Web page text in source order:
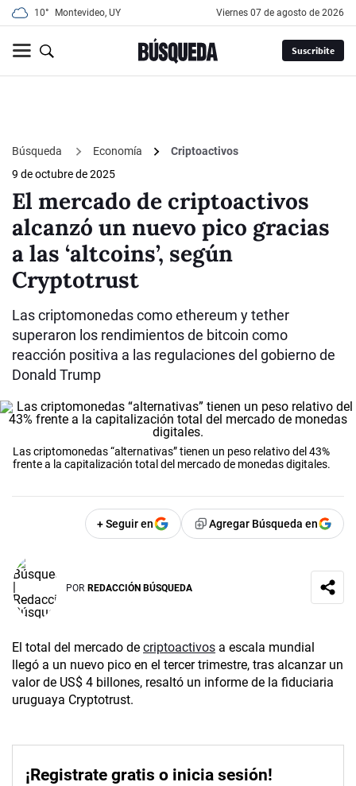
10° Montevideo, UY viernes 07 de agosto de 2026
Suscribite
Búsqueda Economía
Criptoactivos
9 de octubre de 2025
El mercado de criptoactivos
alcanzó un nuevo pico gracias
a las ‘altcoins’, según
Cryptotrust
Las criptomonedas como ethereum y tether
superaron los rendimientos de bitcoin como
reacción positiva a las regulaciones del gobierno de
Donald Trump
Las criptomonedas “alternativas”tienen un peso relativo del 43%
frente a la capitalización total del mercado de monedas digitales.
+ Seguir en Agregar Búsqueda en
POR REDACCIÓN BÚSQUEDA
El total del mercado de criptoactivos a escala mundial
llegó a un nuevo pico en el tercer trimestre, tras alcanzar un
valor de US$ 4 billones, resaltó un informe de la fiduciaria
uruguaya Cryptotrust.
¡Registrate gratis o inicia sesión!